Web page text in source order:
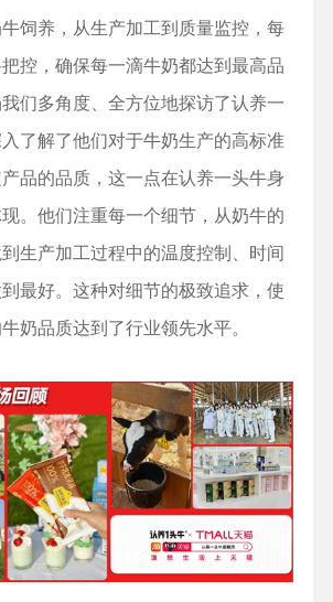
饲养，从生产加工到质量监控，每
控，确保每一滴牛奶都达到最高品
们多角度、全方位地探访了认养一
了解了他们对于牛奶生产的高标准
品的品质，这一点在认养一头牛身
现。他们注重每一个细节，从奶牛的
生产加工过程中的温度控制、时间
最好。这种对细节的极致追求，使
奶品质达到了行业领先水平。